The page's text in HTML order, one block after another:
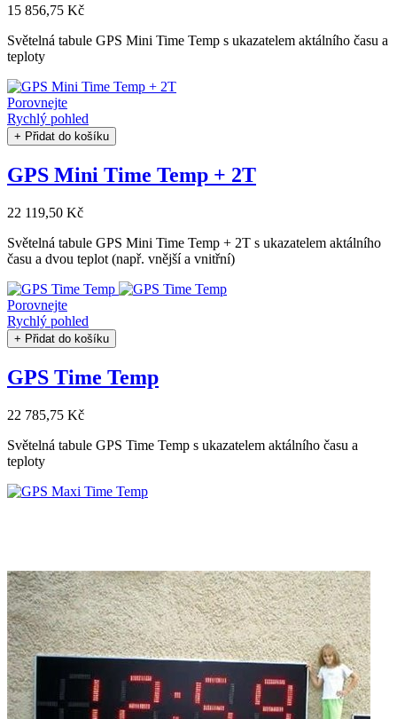
15 856,75 Kč
Světelná tabule GPS Mini Time Temp s ukazatelem aktálního času a
teploty
Porovnejte
Rychlý pohled
+ Přidat do košíku
GPS Mini Time Temp + 2T
22 119,50 Kč
Světelná tabule GPS Mini Time Temp + 2T s ukazatelem aktálního
času a dvou teplot (např. vnější a vnitřní)
Porovnejte
Rychlý pohled
+ Přidat do košíku
GPS Time Temp
22 785,75 Kč
Světelná tabule GPS Time Temp s ukazatelem aktálního času a
teploty